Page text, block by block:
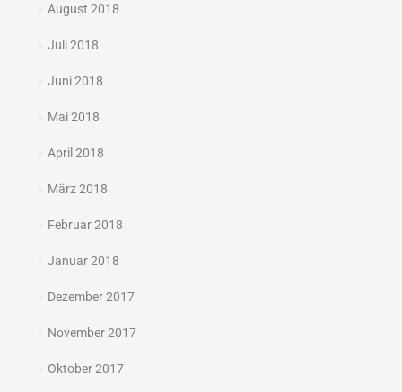
August 2018
Juli 2018
Juni 2018
Mai 2018
April 2018
März 2018
Februar 2018
Januar 2018
Dezember 2017
November 2017
Oktober 2017